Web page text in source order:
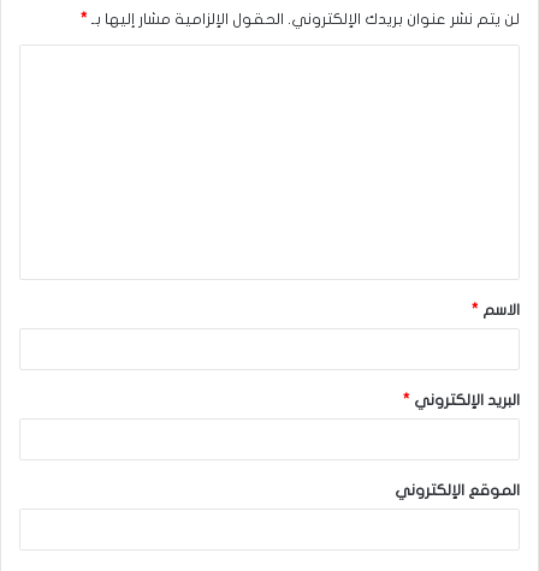
لن يتم نشر عنوان بريدك الإلكتروني. الحقول الإلزامية مشار إليها بـ *
ق
*الاسم *
البريد الإلكتروني *
الموقع الإلكتروني